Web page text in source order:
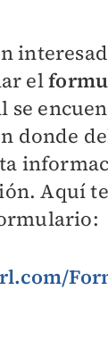
el
se
donde
Aquí te